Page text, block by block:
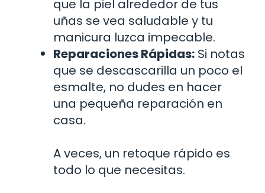
que la piel alrededor de tus
uñas se vea saludable y tu
manicura luzca impecable.
Reparaciones Rápidas: Si notas
que se descascarilla un poco el
esmalte, no dudes en hacer
una pequeña reparación en
casa.
A veces, un retoque rápido es
todo lo que necesitas.